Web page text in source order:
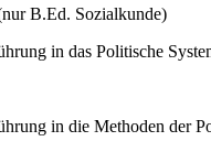
B.Ed. Sozialkunde)
in das Politische
in die Methoden der